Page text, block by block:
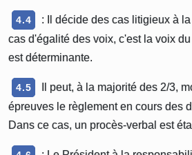
4.4
: Il décide des cas litigieux à
cas d'égalité des voix, c'est la voix
est déterminante.
4.5
Il peut, à la majorité des 2/3,
épreuves le règlement en cours des
Dans ce cas, un procès-verbal est